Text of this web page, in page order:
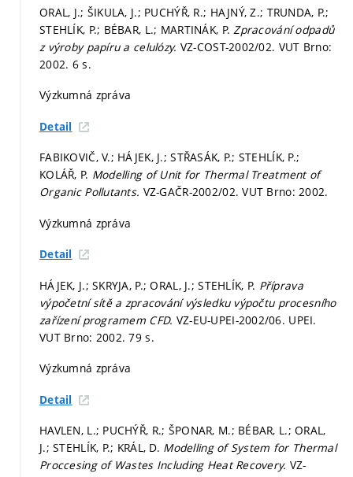
ORAL, J.; ŠIKULA, J.; PUCHÝŘ, R.; HAJNÝ, Z.; TRUNDA, P.;
STEHLÍK, P.; BÉBAR, L.; MARTINÁK, P. Zpracování odpadů
z výroby papíru a celulózy. VZ-COST-2002/02. VUT Brno:
2002. 6 s.
Výzkumná zpráva
Detail
FABIKOVIČ, V.; HÁJEK, J.; STŘASÁK, P.; STEHLÍK, P.;
KOLÁŘ, P. Modelling of Unit for Thermal Treatment of
Organic Pollutants. VZ-GAČR-2002/02. VUT Brno: 2002.
Výzkumná zpráva
Detail
HÁJEK, J.; SKRYJA, P.; ORAL, J.; STEHLÍK, P. Příprava
výpočetní sítě a zpracování výsledku výpočtu procesního
zařízení programem CFD. VZ-EU-UPEI-2002/06. UPEI.
VUT Brno: 2002. 79 s.
Výzkumná zpráva
Detail
HAVLEN, L.; PUCHÝŘ, R.; ŠPONAR, M.; BÉBAR, L.; ORAL,
J.; STEHLÍK, P.; KRÁL, D. Modelling of System for Thermal
Proccesing of Wastes Including Heat Recovery. VZ-